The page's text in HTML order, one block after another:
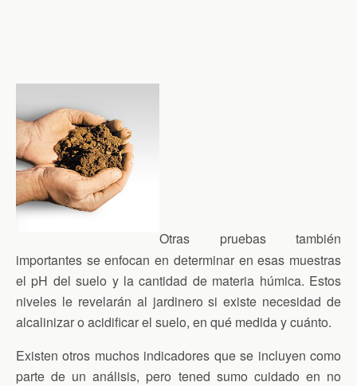
Otras pruebas también
importantes se enfocan en determinar en esas muestras
el pH del suelo y la cantidad de materia húmica. Estos
niveles le revelarán al jardinero si existe necesidad de
alcalinizar o acidificar el suelo, en qué medida y cuánto.
Existen otros muchos indicadores que se incluyen como
parte de un análisis, pero tened sumo cuidado en no